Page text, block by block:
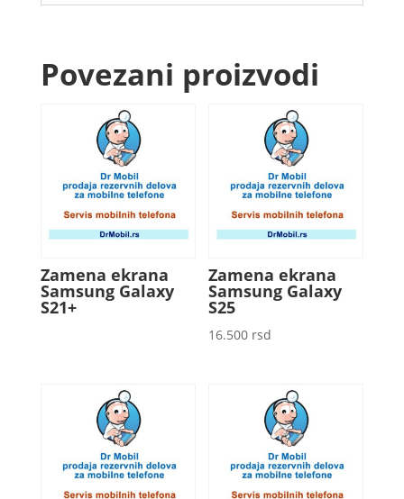
Povezani proizvodi
Zamena ekrana
Samsung Galaxy
S21+
Zamena ekrana
Samsung Galaxy
S25
16.500 rsd